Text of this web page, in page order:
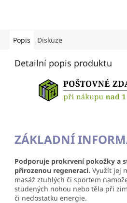
Popis Diskuze
Detailní popis produktu
ZÁKLADNÍ
Podporuje prokrvení pokožky a
přirozenou regeneraci. Využít jej
masáž ztuhlých či sportem
studených nohou nebo těla při
či nedostatku energie.